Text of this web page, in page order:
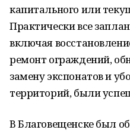
капитального или
Практически все
включая
ремонт ограждений,
замену экспонатов и
территорий, были
В Благовещенске был